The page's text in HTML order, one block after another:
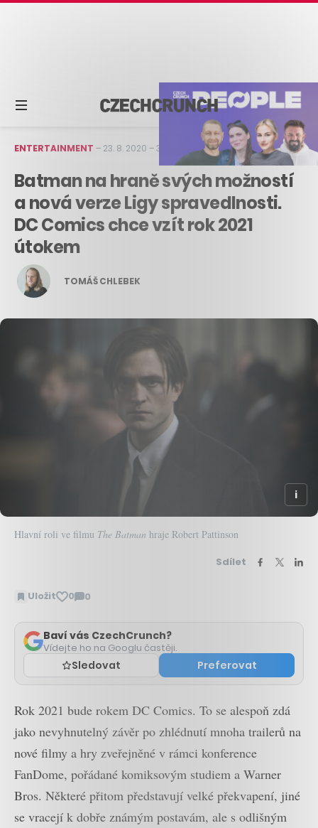
ENTERTAINMENT – 23. 8. 2020 –3 min čtení
Batman na hraně svých možností
a nová verze Ligy spravedlnosti.
DC Comics chce vzít rok 2021
útokem
TOMÁŠ CHLEBEK
Hlavní roli ve filmu The Batman hraje Robert Pattinson
Sdílet
Uložit 0 0
Zobrazit
Baví vás CzechCrunch?
Vídejte ho na Googlu častěji.
Sledovat Preferovat
Rok 2021 bude rokem DC Comics. To se alespoň zdá
jako nevyhnutelný závěr po zhlédnutí mnoha trailerů na
nové filmy a hry zveřejněné v rámci konference
FanDome, pořádané komiksovým studiem a Warner
Bros. Některé přitom představují velké překvapení, jiné
se vracejí k dobře známým postavám, ale s odlišným